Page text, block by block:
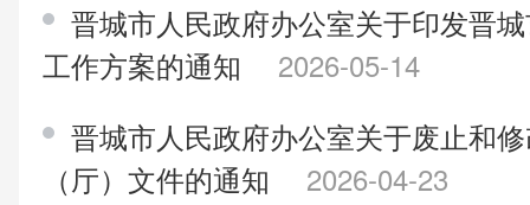
晋城市人民政府办公室关于印发晋
工作方案的通知
2026-05-14
晋城市人民政府办公室关于废止和
（厅）文件的通知
2026-04-23